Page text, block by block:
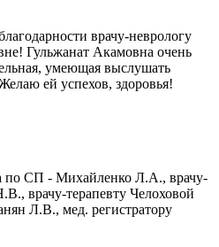
врачу-неврологу
Гульжанат Акамовна очень
умеющая выслушать
ей успехов, здоровья!
по СП - Михайленко Л.А., врачу-
врачу-терапевту Челоховой
Л.В., мед. регистратору